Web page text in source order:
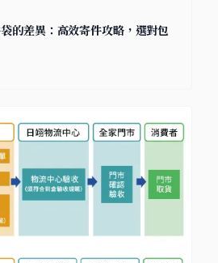
的差異：高效寄件攻略，選對包